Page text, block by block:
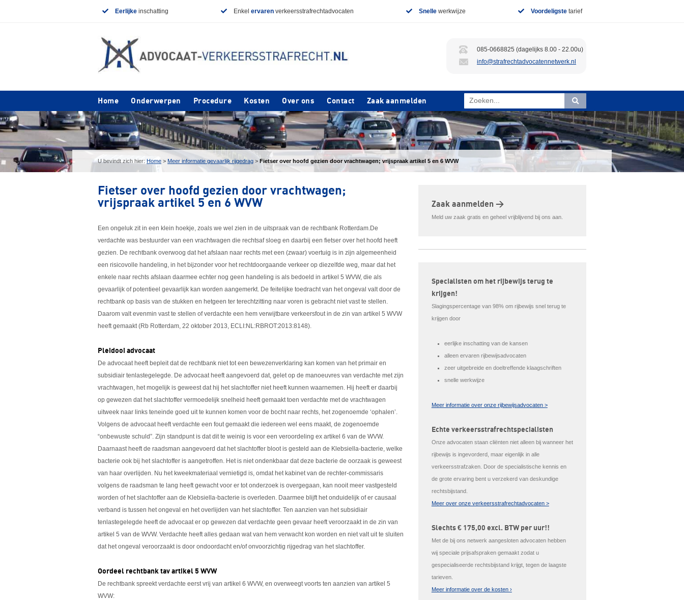
Eerlijkeinschatting Enkel ervarenverkeersstrafrechtadvocaten Snellewerkwijze Voordeligstetarief
085-0668825 (dagelijks 8.00 - 22.00u)
info@strafrechtadvocatennetwerk.nl
Home Onderwerpen Procedure Kosten Over ons Contact Zaak aanmelden
U bevindt zich hier: Home > Meer informatie gevaarlijk rijgedrag > Fietser over hoofd gezien door vrachtwagen; vrijspraak artikel 5 en 6 WVW
Fietser over hoofd gezien door vrachtwagen;
vrijspraak artikel 5 en 6 WVW
Een ongeluk zit in een klein hoekje, zoals we wel zien in de uitspraak van de rechtbank Rotterdam.De
verdachte was bestuurder van een vrachtwagen die rechtsaf sloeg en daarbij een fietser over het hoofd heeft
gezien. De rechtbank overwoog dat het afslaan naar rechts met een (zwaar) voertuig is in zijn algemeenheid
een risicovolle handeling, in het bijzonder voor het rechtdoorgaande verkeer op diezelfde weg, maar dat het
enkele naar rechts afslaan daarmee echter nog geen handeling is als bedoeld in artikel 5 WVW, die als
gevaarlijk of potentieel gevaarlijk kan worden aangemerkt. De feitelijke toedracht van het ongeval valt door de
rechtbank op basis van de stukken en hetgeen ter terechtzitting naar voren is gebracht niet vast te stellen.
Daarom valt evenmin vast te stellen of verdachte een hem verwijtbare verkeersfout in de zin van artikel 5 WVW
heeft gemaakt (Rb Rotterdam, 22 oktober 2013, ECLI:NL:RBROT:2013:8148).
Pleidooi advocaat
De advocaat heeft bepleit dat de rechtbank niet tot een bewezenverklaring kan komen van het primair en
subsidiair tenlastegelegde. De advocaat heeft aangevoerd dat, gelet op de manoeuvres van verdachte met zijn
vrachtwagen, het mogelijk is geweest dat hij het slachtoffer niet heeft kunnen waarnemen. Hij heeft er daarbij
op gewezen dat het slachtoffer vermoedelijk snelheid heeft gemaakt toen verdachte met de vrachtwagen
uitweek naar links teneinde goed uit te kunnen komen voor de bocht naar rechts, het zogenoemde ‘ophalen’.
Volgens de advocaat heeft verdachte een fout gemaakt die iedereen wel eens maakt, de zogenoemde
“onbewuste schuld”. Zijn standpunt is dat dit te weinig is voor een veroordeling ex artikel 6 van de WVW.
Daarnaast heeft de raadsman aangevoerd dat het slachtoffer bloot is gesteld aan de Klebsiella-bacterie, welke
bacterie ook bij het slachtoffer is aangetroffen. Het is niet ondenkbaar dat deze bacterie de oorzaak is geweest
van haar overlijden. Nu het kweekmateriaal vernietigd is, omdat het kabinet van de rechter-commissaris
volgens de raadsman te lang heeft gewacht voor er tot onderzoek is overgegaan, kan nooit meer vastgesteld
worden of het slachtoffer aan de Klebsiella-bacterie is overleden. Daarmee blijft het onduidelijk of er causaal
verband is tussen het ongeval en het overlijden van het slachtoffer. Ten aanzien van het subsidiair
tenlastegelegde heeft de advocaat er op gewezen dat verdachte geen gevaar heeft veroorzaakt in de zin van
artikel 5 van de WVW. Verdachte heeft alles gedaan wat van hem verwacht kon worden en niet valt uit te sluiten
dat het ongeval veroorzaakt is door ondoordacht en/of onvoorzichtig rijgedrag van het slachtoffer.
Oordeel rechtbank tav artikel 5 WVW
De rechtbank spreekt verdachte eerst vrij van artikel 6 WVW, en overweegt voorts ten aanzien van artikel 5
WVW:
Zaak aanmelden >
Meld uw zaak gratis en geheel vrijblijvend bij ons aan.
Specialisten om het rijbewijs terug te
krijgen!
Slagingspercentage van 98% om rijbewijs snel terug te
krijgen door
eerlijke inschatting van de kansen
alleen ervaren rijbewijsadvocaten
zeer uitgebreide en doeltreffende klaagschriften
snelle werkwijze
Meer informatie over onze rijbewijsadvocaten >
Echte verkeersstrafrechtspecialisten
Onze advocaten staan cliënten niet alleen bij wanneer het
rijbewijs is ingevorderd, maar eigenlijk in alle
verkeersstrafzaken. Door de specialistische kennis en
de grote ervaring bent u verzekerd van deskundige
rechtsbijstand.
Meer over onze verkeersstrafrechtadvocaten >
Slechts € 175,00 excl. BTW per uur!!
Met de bij ons netwerk aangesloten advocaten hebben
wij speciale prijsafspraken gemaakt zodat u
gespecialiseerde rechtsbijstand krijgt, tegen de laagste
tarieven.
Meer informatie over de kosten ›